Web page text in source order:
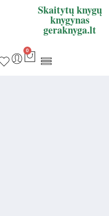
Skaitytų knygų
knygynas
geraknyga.lt
0